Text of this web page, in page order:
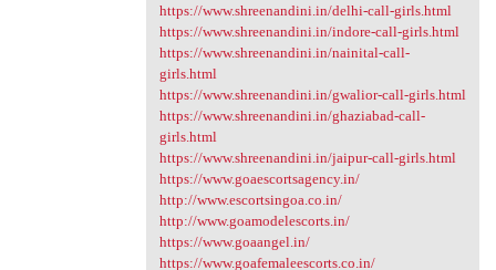
https://www.shreenandini.in/delhi-call-girls.html
https://www.shreenandini.in/indore-call-girls.html
https://www.shreenandini.in/nainital-call-
girls.html
https://www.shreenandini.in/gwalior-call-girls.html
https://www.shreenandini.in/ghaziabad-call-
girls.html
https://www.shreenandini.in/jaipur-call-girls.html
https://www.goaescortsagency.in/
http://www.escortsingoa.co.in/
http://www.goamodelescorts.in/
https://www.goaangel.in/
https://www.goafemaleescorts.co.in/